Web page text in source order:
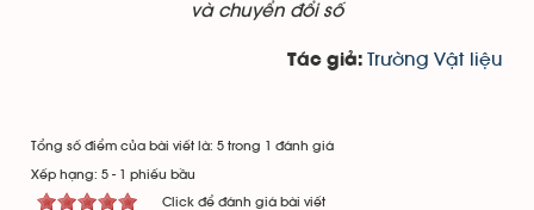
và chuyển đổi số
Tác giả: Trường Vật liệu
Tổng số điểm của bài viết là: 5 trong 1 đánh giá
Xếp hạng: 5 - 1 phiếu bầu
Click để đánh giá bài viết